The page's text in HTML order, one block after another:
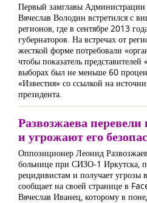
Первый замглавы Администрации
Вячеслав Володин встретился с
регионов, где в сентябре 2013
губернаторов. На встречах от
жесткой форме потребовали
чтобы показатель
выборах был не меньше 60
«Известия» со ссылкой на
президента.
Развозжаева
и угрожают его
Оппозиционер Леонид
больнице при СИЗО-1 Иркутска,
рецидивистам и получает угрозы
сообщает на своей странице в
Вячеслав Иванец, которому в